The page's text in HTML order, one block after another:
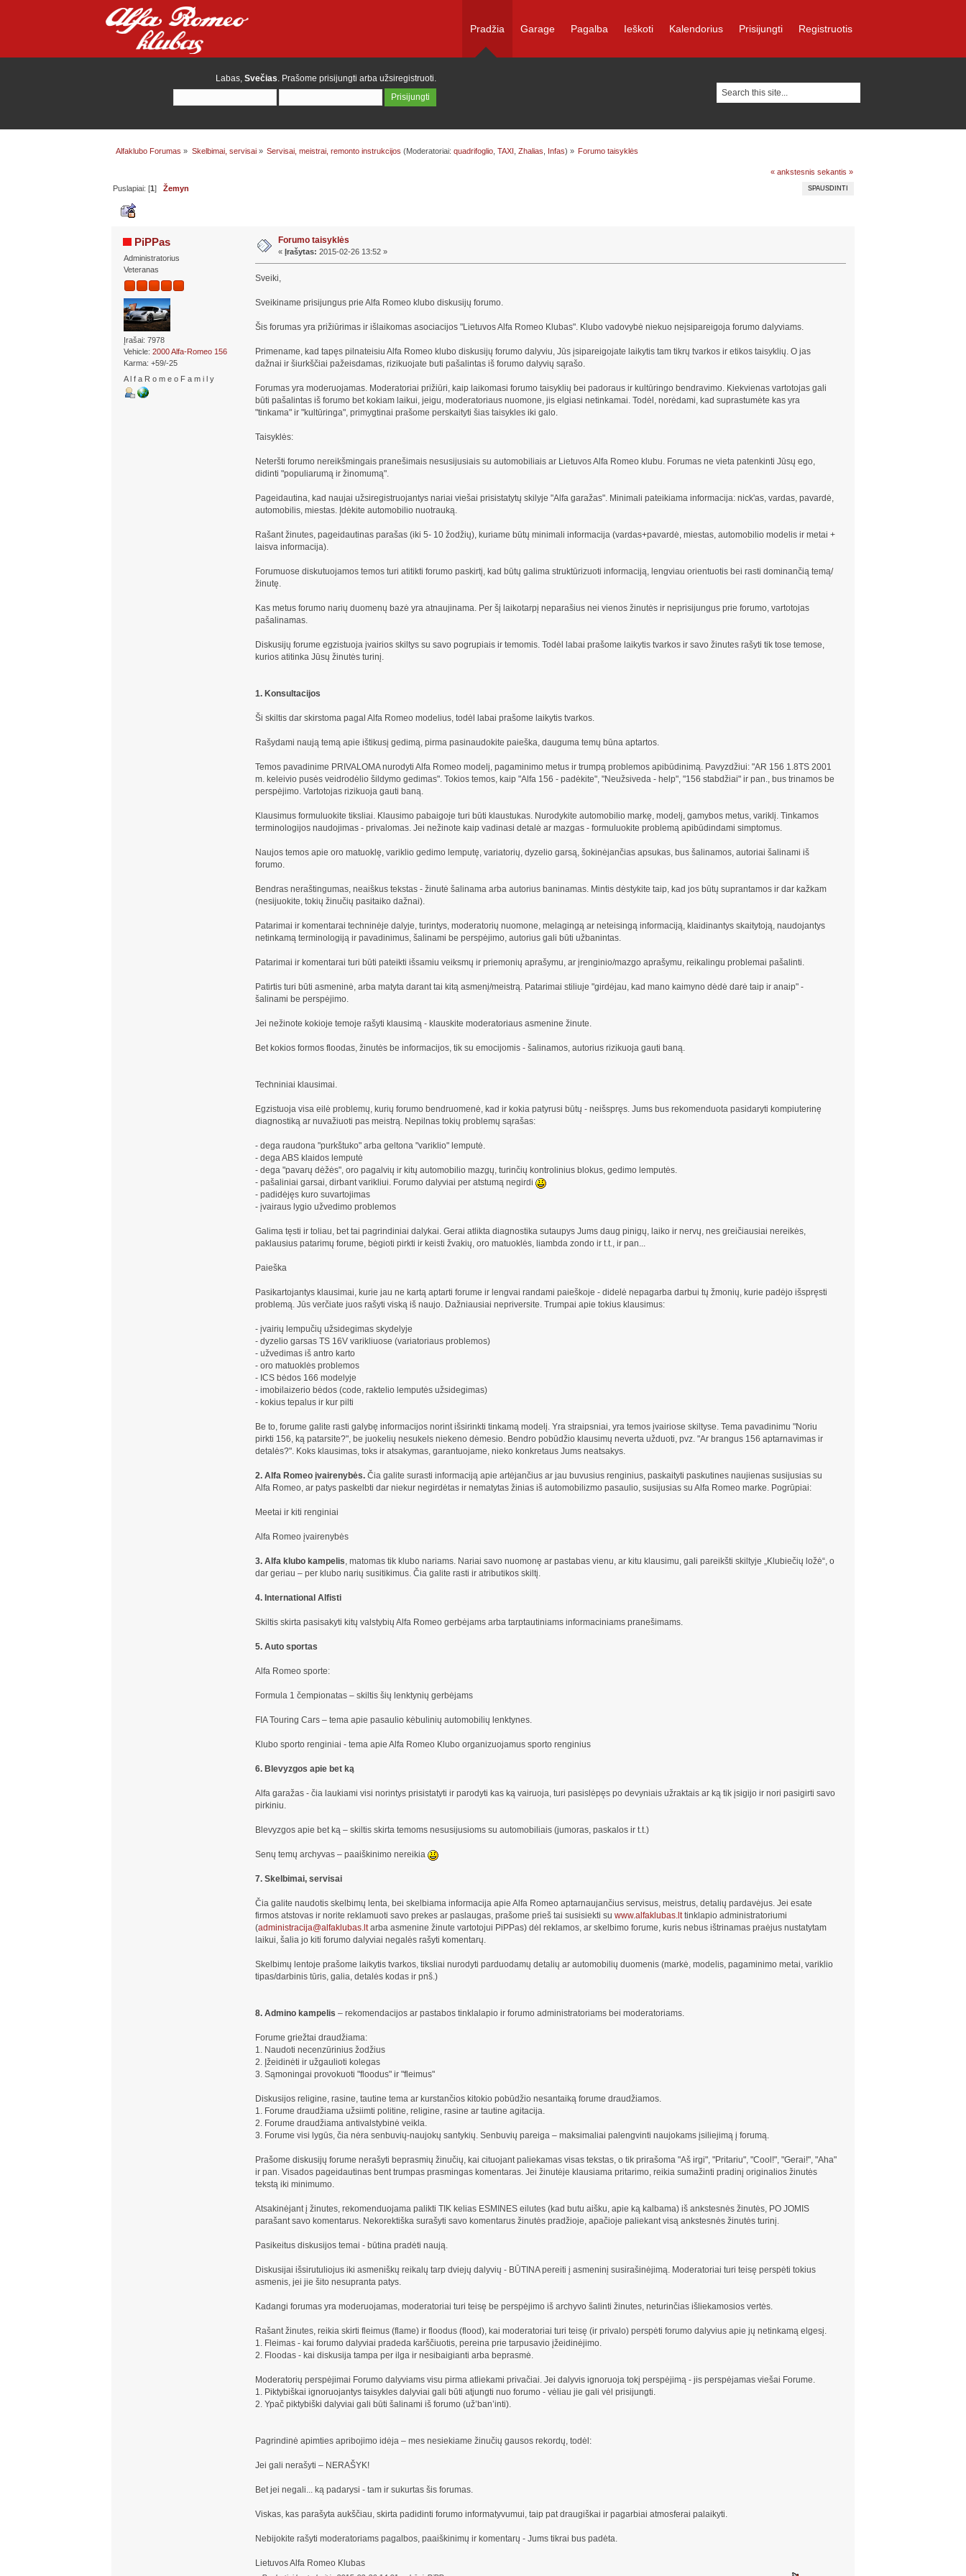
Pradžia Garage Pagalba Ieškoti Kalendorius Prisijungti Registruotis
Labas, Svečias. Prašome prisijungti arba užsiregistruoti.
Alfaklubo Forumas » Skelbimai, servisai» Servisai, meistrai, remonto instrukcijos (Moderatoriai: quadrifoglio, TAXI Zhalias Infas) » Forumo taisyklės
« ankstesnis sekantis »
SPAUSDINTI
Puslapiai: [1]Žemyn
PiPPas
Administratorius
Veteranas
Įrašai: 7978
Vehicle: 2000 Alfa-Romeo 156
Karma: +59/-25
A l f a R o m e o F a m i l y
Forumo taisyklės
« Įrašytas: 2015-02-26 13:52 »
Sveiki,
Sveikiname prisijungus prie Alfa Romeo klubo diskusijų forumo.
Šis forumas yra prižiūrimas ir išlaikomas asociacijos "Lietuvos Alfa Romeo Klubas". Klubo vadovybė niekuo neįsipareigoja forumo dalyviams.
Primename, kad tapęs pilnateisiu Alfa Romeo klubo diskusijų forumo dalyviu, Jūs įsipareigojate laikytis tam tikrų tvarkos ir etikos taisyklių. O jas
dažnai ir šiurkščiai pažeisdamas, rizikuojate buti pašalintas iš forumo dalyvių sąrašo.
Forumas yra moderuojamas. Moderatoriai prižiūri, kaip laikomasi forumo taisyklių bei padoraus ir kultūringo bendravimo. Kiekvienas vartotojas gali
būti pašalintas iš forumo bet kokiam laikui, jeigu, moderatoriaus nuomone, jis elgiasi netinkamai. Todėl, norėdami, kad suprastumėte kas yra
"tinkama" ir "kultūringa", primygtinai prašome perskaityti šias taisykles iki galo.
Taisyklės:
Neteršti forumo nereikšmingais pranešimais nesusijusiais su automobiliais ar Lietuvos Alfa Romeo klubu. Forumas ne vieta patenkinti Jūsų ego,
didinti "populiarumą ir žinomumą".
Pageidautina, kad naujai užsiregistruojantys nariai viešai prisistatytų skilyje "Alfa garažas". Minimali pateikiama informacija: nick'as, vardas, pavardė,
automobilis, miestas. Įdėkite automobilio nuotrauką.
Rašant žinutes, pageidautinas parašas (iki 5- 10 žodžių), kuriame būtų minimali informacija (vardas+pavardė, miestas, automobilio modelis ir metai +
laisva informacija).
Forumuose diskutuojamos temos turi atitikti forumo paskirtį, kad būtų galima struktūrizuoti informaciją, lengviau orientuotis bei rasti dominančią temą/
žinutę.
Kas metus forumo narių duomenų bazė yra atnaujinama. Per šį laikotarpį neparašius nei vienos žinutės ir neprisijungus prie forumo, vartotojas
pašalinamas.
Diskusijų forume egzistuoja įvairios skiltys su savo pogrupiais ir temomis. Todėl labai prašome laikytis tvarkos ir savo žinutes rašyti tik tose temose,
kurios atitinka Jūsų žinutės turinį.
1. Konsultacijos
Ši skiltis dar skirstoma pagal Alfa Romeo modelius, todėl labai prašome laikytis tvarkos.
Rašydami naują temą apie ištikusį gedimą, pirma pasinaudokite paieška, dauguma temų būna aptartos.
Temos pavadinime PRIVALOMA nurodyti Alfa Romeo modelį, pagaminimo metus ir trumpą problemos apibūdinimą. Pavyzdžiui: "AR 156 1.8TS 2001
m. keleivio pusės veidrodėlio šildymo gedimas". Tokios temos, kaip "Alfa 156 - padėkite", "Neužsiveda - help", "156 stabdžiai" ir pan., bus trinamos be
perspėjimo. Vartotojas rizikuoja gauti baną.
Klausimus formuluokite tiksliai. Klausimo pabaigoje turi būti klaustukas. Nurodykite automobilio markę, modelį, gamybos metus, variklį. Tinkamos
terminologijos naudojimas - privalomas. Jei nežinote kaip vadinasi detalė ar mazgas - formuluokite problemą apibūdindami simptomus.
Naujos temos apie oro matuoklę, variklio gedimo lemputę, variatorių, dyzelio garsą, šokinėjančias apsukas, bus šalinamos, autoriai šalinami iš
forumo.
Bendras neraštingumas, neaiškus tekstas - žinutė šalinama arba autorius baninamas. Mintis dėstykite taip, kad jos būtų suprantamos ir dar kažkam
(nesijuokite, tokių žinučių pasitaiko dažnai).
Patarimai ir komentarai techninėje dalyje, turintys, moderatorių nuomone, melagingą ar neteisingą informaciją, klaidinantys skaitytoją, naudojantys
netinkamą terminologiją ir pavadinimus, šalinami be perspėjimo, autorius gali būti užbanintas.
Patarimai ir komentarai turi būti pateikti išsamiu veiksmų ir priemonių aprašymu, ar įrenginio/mazgo aprašymu, reikalingu problemai pašalinti.
Patirtis turi būti asmeninė, arba matyta darant tai kitą asmenį/meistrą. Patarimai stiliuje "girdėjau, kad mano kaimyno dėdė darė taip ir anaip" -
šalinami be perspėjimo.
Jei nežinote kokioje temoje rašyti klausimą - klauskite moderatoriaus asmenine žinute.
Bet kokios formos floodas, žinutės be informacijos, tik su emocijomis - šalinamos, autorius rizikuoja gauti baną.
Techniniai klausimai.
Egzistuoja visa eilė problemų, kurių forumo bendruomenė, kad ir kokia patyrusi būtų - neišspręs. Jums bus rekomenduota pasidaryti kompiuterinę
diagnostiką ar nuvažiuoti pas meistrą. Nepilnas tokių problemų sąrašas:
- dega raudona "purkštuko" arba geltona "variklio" lemputė.
- dega ABS klaidos lemputė
- dega "pavarų dėžės", oro pagalvių ir kitų automobilio mazgų, turinčių kontrolinius blokus, gedimo lemputės.
- pašaliniai garsai, dirbant varikliui. Forumo dalyviai per atstumą negirdi
- padidėjęs kuro suvartojimas
- įvairaus lygio užvedimo problemos
Galima tęsti ir toliau, bet tai pagrindiniai dalykai. Gerai atlikta diagnostika sutaupys Jums daug pinigų, laiko ir nervų, nes greičiausiai nereikės,
paklausius patarimų forume, bėgioti pirkti ir keisti žvakių, oro matuoklės, liambda zondo ir t.t., ir pan...
Paieška
Pasikartojantys klausimai, kurie jau ne kartą aptarti forume ir lengvai randami paieškoje - didelė nepagarba darbui tų žmonių, kurie padėjo išspręsti
problemą. Jūs verčiate juos rašyti viską iš naujo. Dažniausiai nepriversite. Trumpai apie tokius klausimus:
- įvairių lempučių užsidegimas skydelyje
- dyzelio garsas TS 16V varikliuose (variatoriaus problemos)
- užvedimas iš antro karto
- oro matuoklės problemos
- ICS bėdos 166 modelyje
- imobilaizerio bėdos (code, raktelio lemputės užsidegimas)
- kokius tepalus ir kur pilti
Be to, forume galite rasti galybę informacijos norint išsirinkti tinkamą modelį. Yra straipsniai, yra temos įvairiose skiltyse. Tema pavadinimu "Noriu
pirkti 156, ką patarsite?", be juokelių nesukels niekeno dėmesio. Bendro pobūdžio klausimų neverta užduoti, pvz. "Ar brangus 156 aptarnavimas ir
detalės?". Koks klausimas, toks ir atsakymas, garantuojame, nieko konkretaus Jums neatsakys.
2. Alfa Romeo įvairenybės.Čia galite surasti informaciją apie artėjančius ar jau buvusius renginius, paskaityti paskutines naujienas susijusias su
Alfa Romeo, ar patys paskelbti dar niekur negirdėtas ir nematytas žinias iš automobilizmo pasaulio, susijusias su Alfa Romeo marke. Pogrūpiai:
Meetai ir kiti renginiai
Alfa Romeo įvairenybės
3. Alfa klubo kampelis, matomas tik klubo nariams. Nariai savo nuomonę ar pastabas vienu, ar kitu klausimu, gali pareikšti skiltyje „Klubiečių ložė“, o
dar geriau – per klubo narių susitikimus. Čia galite rasti ir atributikos skiltį.
4. International Alfisti
Skiltis skirta pasisakyti kitų valstybių Alfa Romeo gerbėjams arba tarptautiniams informaciniams pranešimams.
5. Auto sportas
Alfa Romeo sporte:
Formula 1 čempionatas – skiltis šių lenktynių gerbėjams
FIA Touring Cars – tema apie pasaulio kėbulinių automobilių lenktynes.
Klubo sporto renginiai - tema apie Alfa Romeo Klubo organizuojamus sporto renginius
6. Blevyzgos apie bet ką
Alfa garažas - čia laukiami visi norintys prisistatyti ir parodyti kas ką vairuoja, turi pasislėpęs po devyniais užraktais ar ką tik įsigijo ir nori pasigirti savo
pirkiniu.
Blevyzgos apie bet ką – skiltis skirta temoms nesusijusioms su automobiliais (jumoras, paskalos ir t.t.)
Senų temų archyvas – paaiškinimo nereikia
7. Skelbimai, servisai
Čia galite naudotis skelbimų lenta, bei skelbiama informacija apie Alfa Romeo aptarnaujančius servisus, meistrus, detalių pardavėjus. Jei esate
firmos atstovas ir norite reklamuoti savo prekes ar paslaugas, prašome prieš tai susisiekti su www.alfaklubas.lttinklapio administratoriumi
(administracija@alfaklubas.ltarba asmenine žinute vartotojui PiPPas) dėl reklamos, ar skelbimo forume, kuris nebus ištrinamas praėjus nustatytam
laikui, šalia jo kiti forumo dalyviai negalės rašyti komentarų.
Skelbimų lentoje prašome laikytis tvarkos, tiksliai nurodyti parduodamų detalių ar automobilių duomenis (markė, modelis, pagaminimo metai, variklio
tipas/darbinis tūris, galia, detalės kodas ir pnš.)
8. Admino kampelis – rekomendacijos ar pastabos tinklalapio ir forumo administratoriams bei moderatoriams.
Forume griežtai draudžiama:
1. Naudoti necenzūrinius žodžius
2. Įžeidinėti ir užgaulioti kolegas
3. Sąmoningai provokuoti "floodus" ir "fleimus"
Diskusijos religine, rasine, tautine tema ar kurstančios kitokio pobūdžio nesantaiką forume draudžiamos.
1. Forume draudžiama užsiimti politine, religine, rasine ar tautine agitacija.
2. Forume draudžiama antivalstybinė veikla.
3. Forume visi lygūs, čia nėra senbuvių-naujokų santykių. Senbuvių pareiga – maksimaliai palengvinti naujokams įsiliejimą į forumą.
Prašome diskusijų forume nerašyti beprasmių žinučių, kai cituojant paliekamas visas tekstas, o tik prirašoma "Aš irgi", "Pritariu", "Cool!", "Gerai!", "Aha"
ir pan. Visados pageidautinas bent trumpas prasmingas komentaras. Jei žinutėje klausiama pritarimo, reikia sumažinti pradinį originalios žinutės
tekstą iki minimumo.
Atsakinėjant į žinutes, rekomenduojama palikti TIK kelias ESMINES eilutes (kad butu aišku, apie ką kalbama) iš ankstesnės žinutės, PO JOMIS
parašant savo komentarus. Nekorektiška surašyti savo komentarus žinutės pradžioje, apačioje paliekant visą ankstesnės žinutės turinį.
Pasikeitus diskusijos temai - būtina pradėti naują.
Diskusijai išsirutuliojus iki asmeniškų reikalų tarp dviejų dalyvių - BŪTINA pereiti į asmeninį susirašinėjimą. Moderatoriai turi teisę perspėti tokius
asmenis, jei jie šito nesupranta patys.
Kadangi forumas yra moderuojamas, moderatoriai turi teisę be perspėjimo iš archyvo šalinti žinutes, neturinčias išliekamosios vertės.
Rašant žinutes, reikia skirti fleimus (flame) ir floodus (flood), kai moderatoriai turi teisę (ir privalo) perspėti forumo dalyvius apie jų netinkamą elgesį.
1. Fleimas - kai forumo dalyviai pradeda karščiuotis, pereina prie tarpusavio įžeidinėjimo.
2. Floodas - kai diskusija tampa per ilga ir nesibaigianti arba beprasmė.
Moderatorių perspėjimai Forumo dalyviams visu pirma atliekami privačiai. Jei dalyvis ignoruoja tokį perspėjimą - jis perspėjamas viešai Forume.
1. Piktybiškai ignoruojantys taisykles dalyviai gali būti atjungti nuo forumo - vėliau jie gali vėl prisijungti.
2. Ypač piktybiški dalyviai gali būti šalinami iš forumo (už’ban’inti).
Pagrindinė apimties apribojimo idėja – mes nesiekiame žinučių gausos rekordų, todėl:
Jei gali nerašyti – NERAŠYK!
Bet jei negali... ką padarysi - tam ir sukurtas šis forumas.
Viskas, kas parašyta aukščiau, skirta padidinti forumo informatyvumui, taip pat draugiškai ir pagarbiai atmosferai palaikyti.
Nebijokite rašyti moderatoriams pagalbos, paaiškinimų ir komentarų - Jums tikrai bus padėta.
Lietuvos Alfa Romeo Klubas